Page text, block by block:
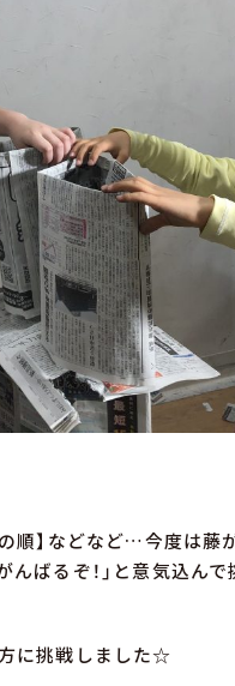
の順】などなど…今度は
ばるぞ！」と意気込んで
に挑戦しました☆